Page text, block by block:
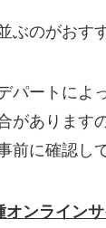
ぶのがおす
パートによ
があります
前に確認し
オンライン